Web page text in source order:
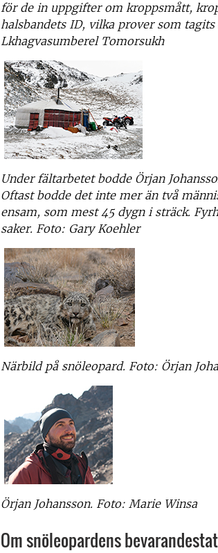
för de in uppgifter om kroppsmått,
halsbandets ID, vilka prover som
Lkhagvasumberel Tomorsukh
Under fältarbetet bodde Örjan
Oftast bodde det inte mer än två
ensam, som mest 45 dygn i sträck.
saker. Foto: Gary Koehler
Närbild på snöleopard. Foto: Örjan
Örjan Johansson. Foto: Marie Winsa
Om snöleopardens